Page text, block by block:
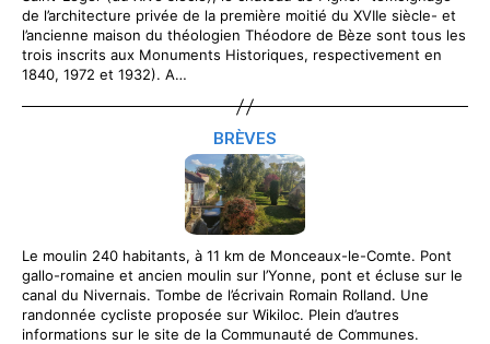
de l’architecture privée de la première moitié du XVIIe siècle- et
l’ancienne maison du théologien Théodore de Bèze sont tous les
trois inscrits aux Monuments Historiques, respectivement en
1840, 1972 et 1932). A…
BRÈVES
Le moulin 240 habitants, à 11 km de Monceaux-le-Comte. Pont
gallo-romaine et ancien moulin sur l’Yonne, pont et écluse sur le
canal du Nivernais. Tombe de l’écrivain Romain Rolland. Une
randonnée cycliste proposée sur Wikiloc. Plein d’autres
informations sur le site de la Communauté de Communes.